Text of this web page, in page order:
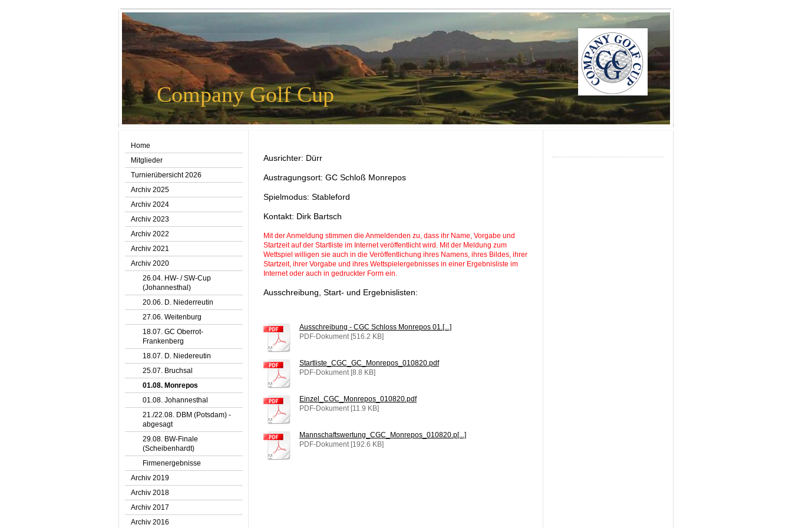
Company Golf Cup
Home
Mitglieder
Turnierübersicht 2026
Archiv 2025
Archiv 2024
Archiv 2023
Archiv 2022
Archiv 2021
Archiv 2020
26.04. HW- / SW-Cup
(Johannesthal)
20.06. D. Niederreutin
27.06. Weitenburg
18.07. GC Oberrot-
Frankenberg
18.07. D. Niedereutin
25.07. Bruchsal
01.08. Monrepos
01.08. Johannesthal
21./22.08. DBM (Potsdam) -
abgesagt
29.08. BW-Finale
(Scheibenhardt)
Firmenergebnisse
Archiv 2019
Archiv 2018
Archiv 2017
Archiv 2016
Ausrichter: Dürr
Austragungsort: GC Schloß Monrepos
Spielmodus: Stableford
Kontakt: Dirk Bartsch
Mit der Anmeldung stimmen die Anmeldenden zu, dass ihr Name, Vorgabe und
Startzeit auf der Startliste im Internet veröffentlicht wird. Mit der Meldung zum
Wettspiel willigen sie auch in die Veröffentlichung ihres Namens, ihres Bildes, ihrer
Startzeit, ihrer Vorgabe und ihres Wettspielergebnisses in einer Ergebnisliste im
Internet oder auch in gedruckter Form ein.
Ausschreibung, Start- und Ergebnislisten:
Ausschreibung - CGC Schloss Monrepos 01.[...]
PDF-Dokument [516.2 KB]
Startliste_CGC_GC_Monrepos_010820.pdf
PDF-Dokument [8.8 KB]
Einzel_CGC_Monrepos_010820.pdf
PDF-Dokument [11.9 KB]
Mannschaftswertung_CGC_Monrepos_010820.p[...]
PDF-Dokument [192.6 KB]